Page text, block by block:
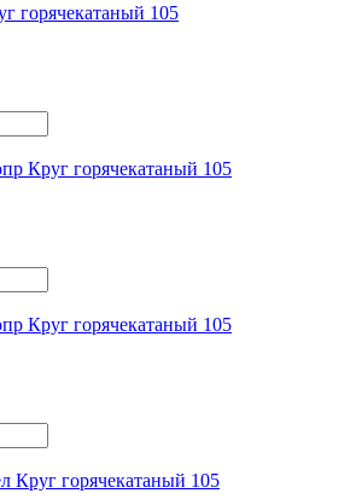
горячекатаный 105
Круг горячекатаный 105
Круг горячекатаный 105
Круг горячекатаный 105